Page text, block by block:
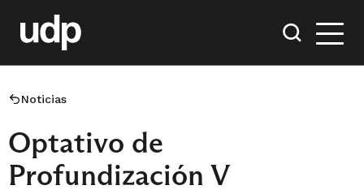
Noticias
Optativo de
Profundización V